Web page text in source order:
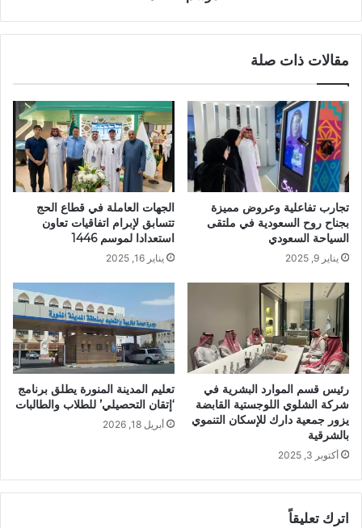
مقالات ذات صلة
تجارب تفاعلية وعروض مميزة
بجناح روح السعودية في ملتقى
السياحة السعودي
يناير 9, 2025
الجهات العاملة في قطاع الحج
تتسابق لإبرام اتفاقيات تعاون
استعدادا لموسم 1446
يناير 16, 2025
رئيس قسم الموارد البشرية في
شركة الشلوي اللوجستية القابضة
يزور جمعية دارك للإسكان التنموي
بالشرقية
أكتوبر 3, 2025
تعليم المدينة المنورة يطلق برنامج
‘إتقان التحصيلي’ للطلاب والطالبات
أبريل 18, 2026
اترك تعليقاً